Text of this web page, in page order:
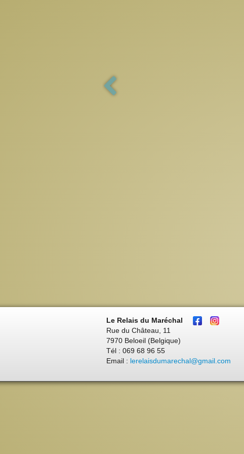
Le Relais du Maréchal
Rue du Château, 11
7970 Beloeil (Belgique)
Tél : 069 68 96 55
Email : lerelaisdumarechal@gmail.com